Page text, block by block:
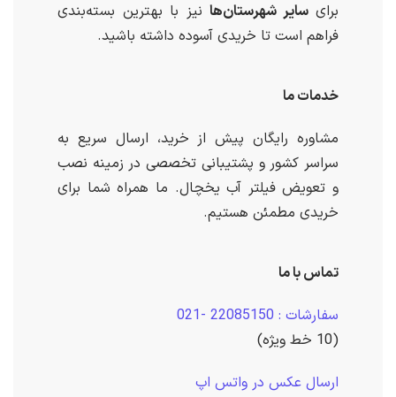
برایسایر شهرستان‌ها نیز با بهترین بسته‌بندی
فراهم است تا خریدی آسوده داشته باشید.
خدمات ما
مشاوره رایگان پیش از خرید، ارسال سریع به
سراسر کشور و پشتیبانی تخصصی در زمینه نصب
و تعویض فیلتر آب یخچال. ما همراه شما برای
خریدی مطمئن هستیم.
تماس با ما
سفارشات : 22085150 -021
(10 خط ویژه)
ارسال عکس در واتس اپ